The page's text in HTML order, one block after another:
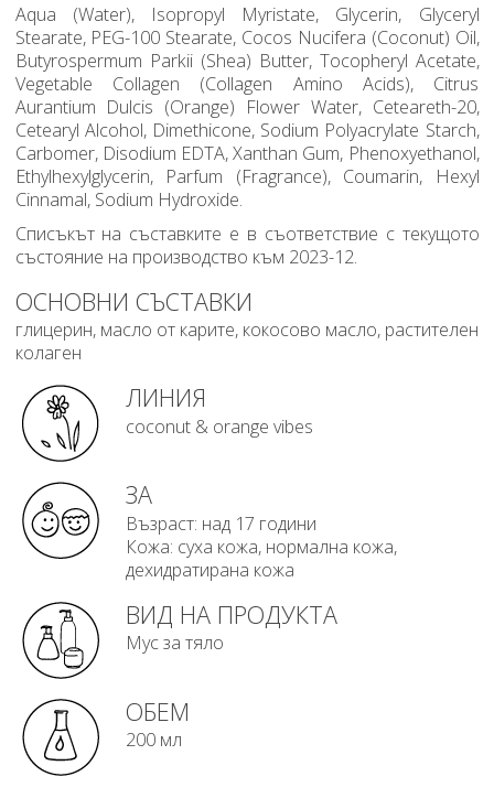
Aqua (Water), Isopropyl Myristate, Glycerin, Glyceryl
Stearate, PEG-100 Stearate, Cocos Nucifera (Coconut) Oil,
Butyrospermum Parkii (Shea) Butter, Tocopheryl Acetate,
Vegetable Collagen (Collagen Amino Acids), Citrus
Aurantium Dulcis (Orange) Flower Water, Ceteareth-20,
Cetearyl Alcohol, Dimethicone, Sodium Polyacrylate Starch,
Carbomer, Disodium EDTA, Xanthan Gum, Phenoxyethanol,
Ethylhexylglycerin, Parfum (Fragrance), Coumarin, Hexyl
Cinnamal, Sodium Hydroxide.
Списъкът на съставките е в съответствие с текущото
състояние на производство към 2023-12.
ОСНОВНИ СЪСТАВКИ
глицерин, масло от карите, кокосово масло, растителен
колаген
ЛИНИЯ
coconut & orange vibes
ЗА
Възраст: над 17 години
Кожа: суха кожа, нормална кожа,
дехидратирана кожа
ВИД НА ПРОДУКТА
Мус за тяло
ОБЕМ
200 мл